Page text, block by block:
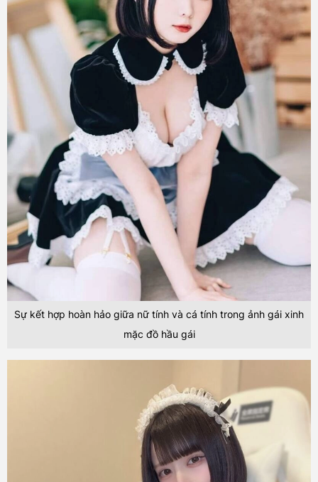
Sự kết hợp hoàn hảo giữa nữ tính và cá tính trong ảnh gái xinh
mặc đồ hầu gái